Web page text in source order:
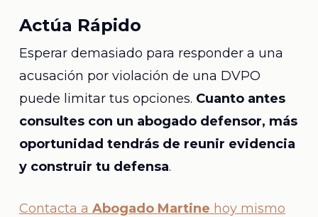
Actúa Rápido
Esperar demasiado para responder a una
acusación por violación de una DVPO
puede limitar tus opciones. Cuanto antes
consultes con un abogado defensor, más
oportunidad tendrás de reunir evidencia
y construir tu defensa.
Contacta a Abogado Martine hoy mismo